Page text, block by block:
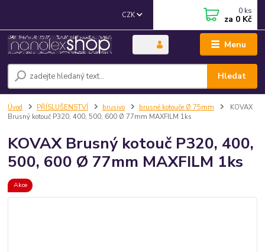
Menu
CZK
Hledat
0 ks
za 0 Kč
Úvod PŘÍSLUŠENSTVÍ brusivo brusné kotouče Ø 75mm
KOVAX
Brusný kotouč P320, 400, 500, 600 Ø 77mm MAXFILM 1ks
KOVAX Brusný kotouč P320, 400,
500, 600 Ø 77mm MAXFILM 1ks
Akce